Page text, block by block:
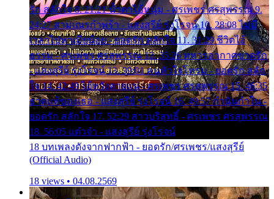
รัก สลักใจ 8. 21:21 น้ำตาไอ้หนุ่ม - ศรเพชร ศรสุพรรณ 9.
24:27 สามเณรกำพร้า - แสงสุรีย์ รุ่งโรจน์ 10. 28:08 ไม่มี
เวลาไปหาเมียน้อย - ยอดรัก สลักใจ 11. 31:29 ชีวิตไอ้
ธรรม - ศรเพชร ศรสุพรรณ 12. 35:26 ทหารอากาศขาดรัก
- แสงสุรีย์ รุ่งโรจน์ 13. 39:01 คนหัวใจโทรม - ยอดรัก สลัก
ใจ 14. 42:49 ไอ้หวังตายแน่ - ศรเพชร ศรสุพรรณ 15. 46:35
ธาตุแท้ของเธอ - แสงสุรีย์ รุ่งโรจน์ 16. 49:57 กำนันกำใน -
ยอดรัก สลักใจ 17. 52:29 สาวบริสุทธิ์ - ศรเพชร ศรสุพรรณ
18. 56:05 แต๋วจ๋า - แสงสุรีย์ รุ่งโรจน์
18 บทเพลงดังจากฟากฟ้า - ยอดรัก/ศรเพชร/แสงสุรีย์
(Official Audio)
18 views • 04.08.2569